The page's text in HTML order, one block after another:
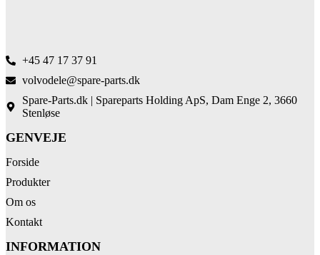
+45 47 17 37 91
volvodele@spare-parts.dk
Spare-Parts.dk | Spareparts Holding ApS, Dam Enge 2, 3660
Stenløse
GENVEJE
Forside
Produkter
Om os
Kontakt
INFORMATION